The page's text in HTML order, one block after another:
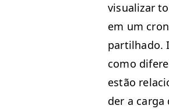
visu­alizar
em um
par­til­ha­do.
como
estão
der a car­ga